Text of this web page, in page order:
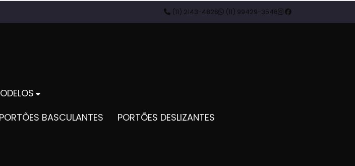
(11) 2143-4826 (11) 99429-3546
MODELOS
PORTÕES BASCULANTES PORTÕES DESLIZANTES